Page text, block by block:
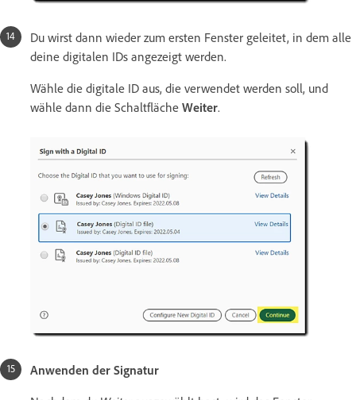
Du wirst dann wieder zum ersten Fenster geleitet, in dem alle
deine digitalen IDs angezeigt werden.
Wähle die digitale ID aus, die verwendet werden soll, und
wähle dann die Schaltfläche Weiter.
Anwenden der Signatur